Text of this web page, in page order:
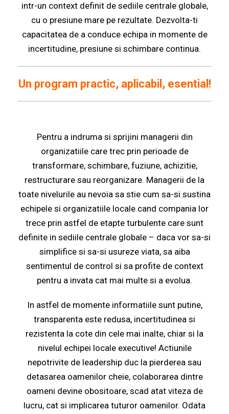
intr-un context definit de sediile centrale globale,
cu o presiune mare pe rezultate. Dezvolta-ti
capacitatea de a conduce echipa in momente de
incertitudine, presiune si schimbare continua.
Un program practic, aplicabil, esential!
Pentru a indruma si sprijini managerii din
organizatiile care trec prin perioade de
transformare, schimbare, fuziune, achizitie,
restructurare sau reorganizare. Managerii de la
toate nivelurile au nevoia sa stie cum sa-si sustina
echipele si organizatiile locale cand compania lor
trece prin astfel de etapte turbulente care sunt
definite in sediile centrale globale – daca vor sa-si
simplifice si sa-si usureze viata, sa aiba
sentimentul de control si sa profite de context
pentru a invata cat mai multe si a evolua.
In astfel de momente informatiile sunt putine,
transparenta este redusa, incertitudinea si
rezistenta la cote din cele mai inalte, chiar si la
nivelul echipei locale executive! Actiunile
nepotrivite de leadership duc la pierderea sau
detasarea oamenilor cheie, colaborarea dintre
oameni devine obositoare, scad atat viteza de
lucru, cat si implicarea tuturor oamenilor. Odata